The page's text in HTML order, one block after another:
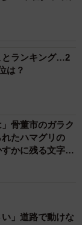
世に非ざる
しめんと欲
仲舒の「天人
も道を失う過
を出すことで
いのであれ
さらに、それ
とう破滅がや
為政者である
あったことが
とランキング…2
は？
骨董市のガラク
たハマグリの
かに残る文字か
い」道路で動けな